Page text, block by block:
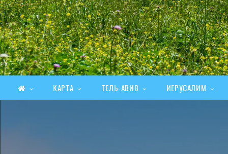
КАРТА ТЕЛЬ-АВИВ ИЕРУСАЛИМ